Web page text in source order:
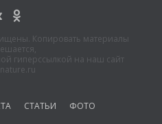
Копировать материалы
гиперссылкой на наш сайт
СТАТЬИ ФОТО